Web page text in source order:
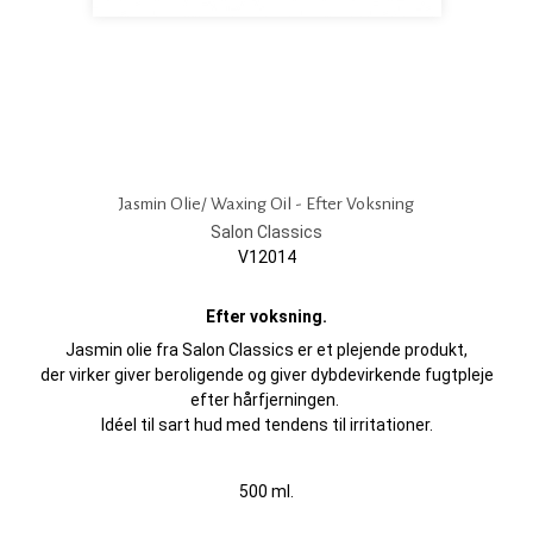
Jasmin Olie/ Waxing Oil - Efter Voksning
Salon Classics
V12014
Efter voksning.
Jasmin olie fra Salon Classics er et plejende produkt,
der virker giver beroligende og giver dybdevirkende fugtpleje
efter hårfjerningen.
Idéel til sart hud med tendens til irritationer.
500 ml.